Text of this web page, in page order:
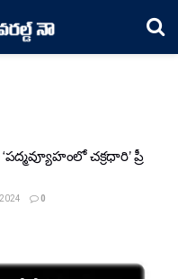
చక్రధారి’ ప్రీ
0